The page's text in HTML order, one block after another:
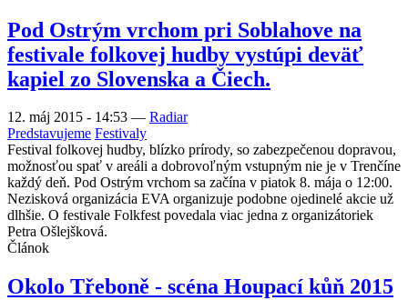
Pod Ostrým vrchom pri Soblahove na
festivale folkovej hudby vystúpi deväť
kapiel zo Slovenska a Čiech.
12. máj 2015 - 14:53 — Radiar
Predstavujeme Festivaly
Festival folkovej hudby, blízko prírody, so zabezpečenou dopravou,
možnosťou spať v areáli a dobrovoľným vstupným nie je v Trenčíne
každý deň. Pod Ostrým vrchom sa začína v piatok 8. mája o 12:00.
Nezisková organizácia EVA organizuje podobne ojedinelé akcie už
dlhšie. O festivale Folkfest povedala viac jedna z organizátoriek
Petra Ošlejšková.
Článok
Okolo Třeboně - scéna Houpací kůň 2015